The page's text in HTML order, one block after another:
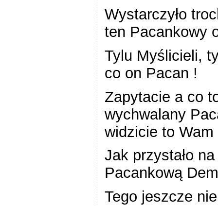
Wystarczyło
ten Pacankowy
Tylu Myślicieli,
co on Pacan !
Zapytacie a co
wychwalany
widzicie to
Jak przystało
Pacankową
Tego jeszcze